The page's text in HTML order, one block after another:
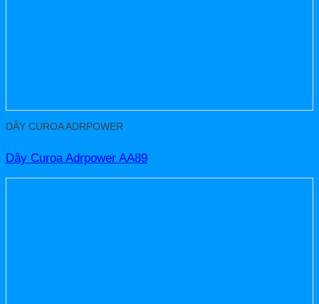
DÂY CUROA ADRPOWER
Dây Curoa Adrpower AA89